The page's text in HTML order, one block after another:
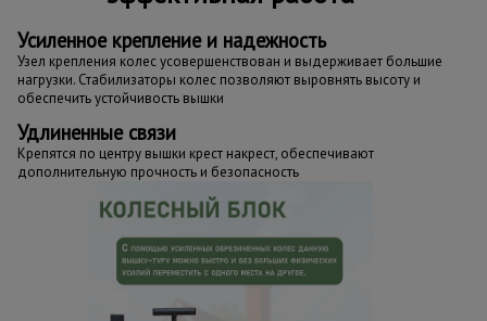
Усиленное крепление и надежность
Узел крепления колес усовершенствован и выдерживает большие
нагрузки. Стабилизаторы колес позволяют выровнять высоту и
обеспечить устойчивость вышки
Удлиненные связи
Крепятся по центру вышки крест накрест, обеспечивают
дополнительную прочность и безопасность